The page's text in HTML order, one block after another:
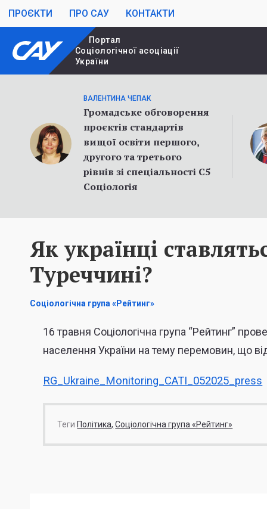
ПРОЄКТИ ПРО САУ КОНТАКТИ
Портал
Cоціологічної асоціації
України
ВАЛЕНТИНА ЧЕПАК
Громадське обговорення
проєктів стандартів
вищої освіти першого,
другого та третього
рівнів зі спеціальності С5
Соціологія
Як українці
Туреччині?
Соціологічна група «Рейтинг»
16 травня Соціологічна група “Рейтинг”
населення України на тему перемовин, що
RG_Ukraine_Monitoring_CATI_052025_press
Теги Політика Соціологічна група «Рейтинг»